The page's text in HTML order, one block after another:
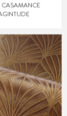
CASAMANCE